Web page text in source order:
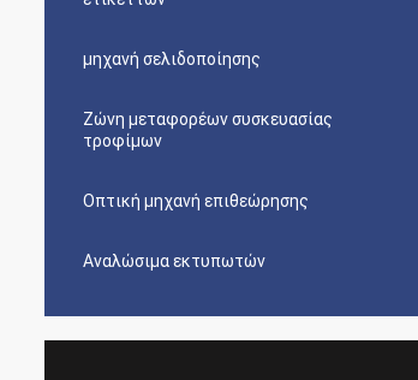
μηχανή σελιδοποίησης
Ζώνη μεταφορέων συσκευασίας
τροφίμων
Οπτική μηχανή επιθεώρησης
Αναλώσιμα εκτυπωτών